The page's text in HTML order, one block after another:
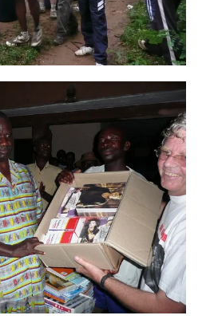
POUR VISUALISER